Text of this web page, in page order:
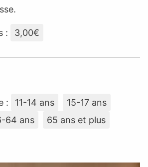
: 3,00€
: 11-14 ans
15-17 ans
64 ans 65 ans et plus